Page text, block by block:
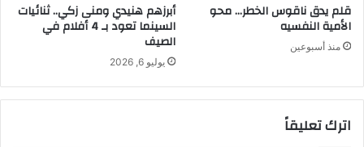
قلم يدق ناقوس الخطر… محو
الأمية النفسيه
منذ أسبوعين
أبرزهم هنيدي ومنى زكي.. ثنائيات
السينما تعود بـ 4 أفلام في
الصيف
يوليو 6, 2026
اترك تعليقاً